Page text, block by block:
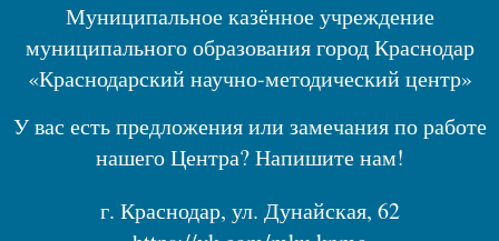
Муниципальное казённое учреждение
муниципального образования город Краснодар
«Краснодарский научно-методический центр»
У вас есть предложения или замечания по работе
нашего Центра? Напишите нам!
г. Краснодар, ул. Дунайская, 62